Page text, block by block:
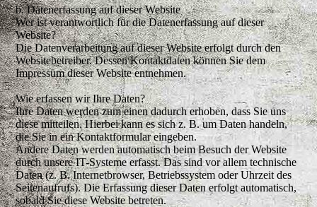
b. Datenerfassung auf dieser Website
Wer ist verantwortlich für die Datenerfassung auf dieser
Website?
Die Datenverarbeitung auf dieser Website erfolgt durch den
Websitebetreiber. Dessen Kontaktdaten können Sie dem
Impressum dieser Website entnehmen.
Wie erfassen wir Ihre Daten?
Ihre Daten werden zum einen dadurch erhoben, dass Sie uns
diese mitteilen. Hierbei kann es sich z. B. um Daten handeln,
die Sie in ein Kontaktformular eingeben.
Andere Daten werden automatisch beim Besuch der Website
durch unsere IT-Systeme erfasst. Das sind vor allem technische
Daten (z. B. Internetbrowser, Betriebssystem oder Uhrzeit des
Seitenaufrufs). Die Erfassung dieser Daten erfolgt automatisch,
sobald Sie diese Website betreten.